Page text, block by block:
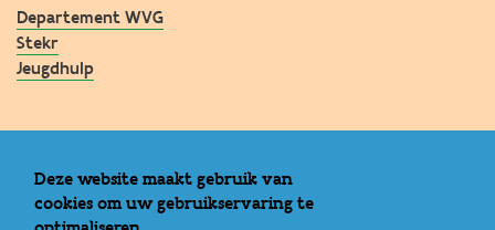
Deze website maakt gebruik van
cookies om uw gebruikservaring te
Departement WVG
Stekr
Jeugdhulp
Contact